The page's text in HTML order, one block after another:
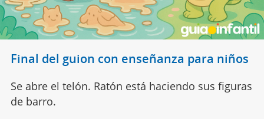
Final del guion con enseñanza para niños
Se abre el telón. Ratón está haciendo sus figuras
de barro.